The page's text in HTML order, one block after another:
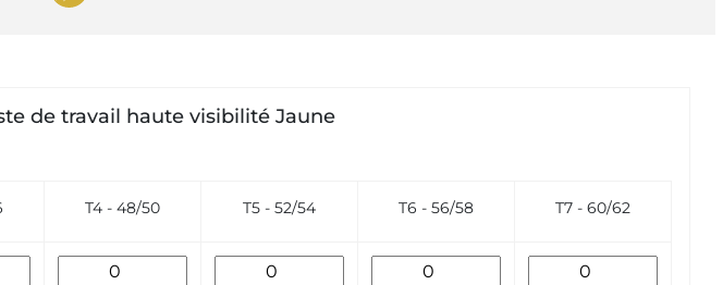
de travail haute visibilité Jaune
T4 - 48/50 T5 - 52/54 T6 - 56/58 T7 - 60/62